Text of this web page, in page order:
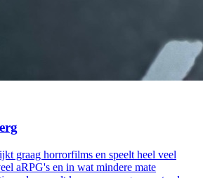
graag horrorfilms en speelt heel veel
aRPG's en in wat mindere mate